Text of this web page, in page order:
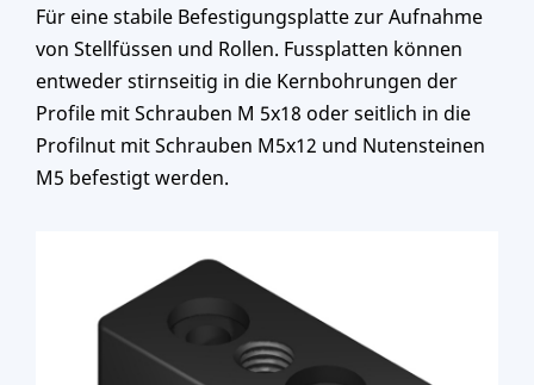
Für eine stabile Befestigungsplatte zur Aufnahme
von Stellfüssen und Rollen. Fussplatten können
entweder stirnseitig in die Kernbohrungen der
Profile mit Schrauben M 5x18 oder seitlich in die
Profilnut mit Schrauben M5x12 und Nutensteinen
M5 befestigt werden.